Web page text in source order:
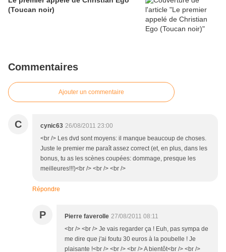
(Toucan noir)
Commentaires
Ajouter un commentaire
C cynic63 26/08/2011 23:00
<br /> Les dvd sont moyens: il manque beaucoup de choses.
Juste le premier me paraît assez correct (et, en plus, dans les
bonus, tu as les scènes coupées: dommage, presque les
meilleures!!!)<br /> <br /> <br />
Répondre
P Pierre faverolle 27/08/2011 08:11
<br /> <br /> Je vais regarder ça ! Euh, pas sympa de
me dire que j'ai foutu 30 euros à la poubelle ! Je
plaisante !<br /> <br /> <br /> A bientôt<br /> <br />